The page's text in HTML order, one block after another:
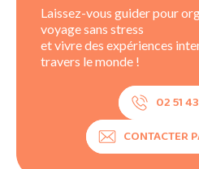
Laissez-vous guider pour
voyage sans stress
et vivre des expériences
travers le monde !
02 51
CONTACTER